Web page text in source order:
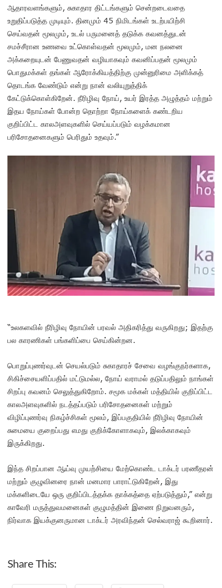
ஆதாரவளங்களும், சுகாதார திட்டங்களும் சென்றடைவதை
உறுதிப்படுத்த முடியும். தினமும் 45 நிமிடங்கள் உடற்பயிற்சி
செய்வதன் மூலமும், உடல் பருமனைத் தடுக்க கவனத்துடன்
சமச்சீரான உணவை உட்கொள்வதன் மூலமும், மன நலனை
அக்கறையுடன் பேணுவதன் வழியாகவும் கவனிப்பதன் மூலமும்
பொதுமக்கள் தங்கள் ஆரோக்கியத்திற்கு முன்னுரிமை அளிக்கத்
தொடங்க வேண்டும் என்று நான் வலியுறுத்திக்
கேட்டுக்கொள்கிறேன். நீரிழிவு நோய், உயர் இரத்த அழுத்தம் மற்றும்
இதய நோய்கள் போன்ற தொற்றா நோய்களைக் கண்டறிய
குறிப்பிட்ட காலஅளவுகளில் செய்யப்படும் வழக்கமான
பரிசோதனைகளும் பெரிதும் உதவும்.”
“உலகளவில் நீரிழிவு நோயின் பரவல் அதிகரித்து வருகிறது; இதற்கு
பல காரணிகள் பங்களிப்பை செய்கின்றன.
பொறுப்புணர்வுடன் செயல்படும் சுகாதாரச் சேவை வழங்குநர்களாக,
சிகிச்சையளிப்பதில் மட்டுமல்ல, நோய் வராமல் தடுப்பதிலும் நாங்கள்
சிறப்பு கவனம் செலுத்துகிறோம். சமூக மக்கள் மத்தியில் குறிப்பிட்ட
காலஅளவுகளில் நடத்தப்படும் பரிசோதனைகள் மற்றும்
விழிப்புணர்வு நிகழ்ச்சிகள் மூலம், இப்பகுதியில் நீரிழிவு நோயின்
சுமையை குறைப்பது எமது குறிக்கோளாகவும், இலக்காகவும்
இருக்கிறது.
இந்த சிறப்பான ஆய்வு முயற்சியை மேற்கொண்ட டாக்டர் பரணீதரன்
மற்றும் குழுவினரை நான் மனமார பாராட்டுகிறேன், இது
மக்களிடையே ஒரு குறிப்பிடத்தக்க தாக்கத்தை ஏற்படுத்தும்,” என்று
காவேரி மருத்துவமனைகள் குழுமத்தின் இணை நிறுவனரும்,
நிர்வாக இயக்குனருமான டாக்டர் அரவிந்தன் செல்வராஜ் கூறினார்.
Share This: